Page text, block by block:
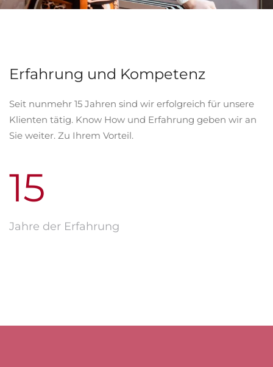
Erfahrung und Kompetenz
Seit nunmehr 15 Jahren sind wir erfolgreich für unsere
Klienten tätig. Know How und Erfahrung geben wir an
Sie weiter. Zu Ihrem Vorteil.
15
Jahre der Erfahrung